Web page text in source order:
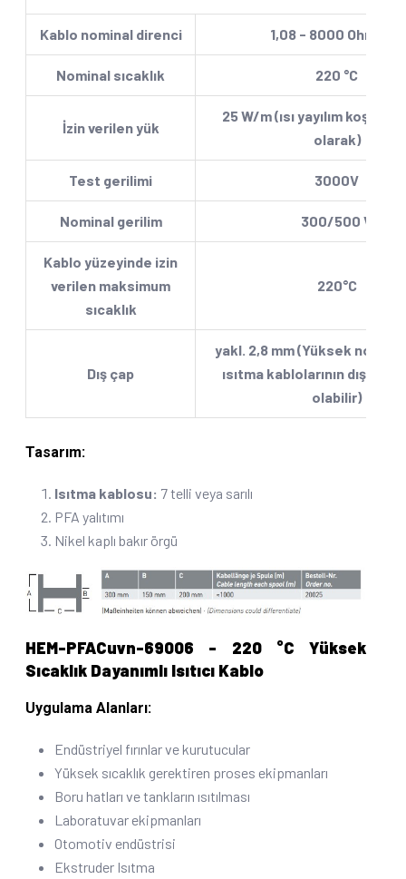
Kablo nominal direnci 1,08 - 8000 Ohm/km
Nominal sıcaklık 220 °C
İzin verilen yük
25 W/m (ısı yayılım
olarak)
Test gerilimi 3000V
Nominal gerilim 300/500 V
Kablo yüzeyinde izin
verilen maksimum
sıcaklık
220°C
Dış çap
yakl. 2,8 mm (Yüksek
ısıtma kablolarının dış
olabilir)
Tasarım:
Isıtma kablosu: 7 telli veya sarılı
PFA yalıtımı
Nikel kaplı bakır örgü
HEM-PFACuvn-69006 - 220 °C Yüksek
Sıcaklık Dayanımlı Isıtıcı Kablo
Uygulama Alanları:
Endüstriyel fırınlar ve kurutucular
Yüksek sıcaklık gerektiren proses ekipmanları
Boru hatları ve tankların ısıtılması
Laboratuvar ekipmanları
Otomotiv endüstrisi
Ekstruder Isıtma